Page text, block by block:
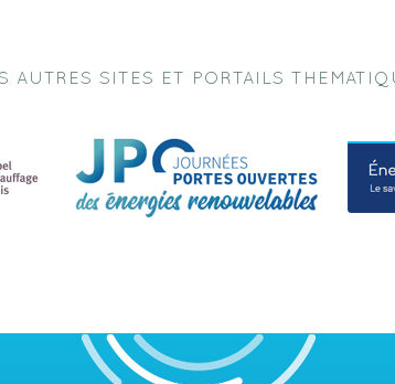
AUTRES SITES ET PORTAILS